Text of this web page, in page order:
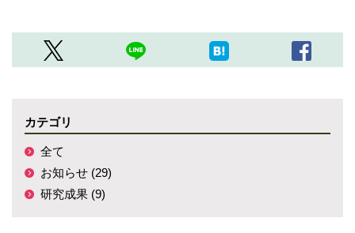
カテゴリ
全て
お知らせ (29)
研究成果 (9)